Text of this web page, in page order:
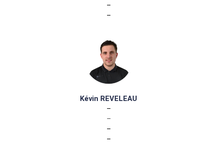
–
–
Kévin REVELEAU
–
–
–
–